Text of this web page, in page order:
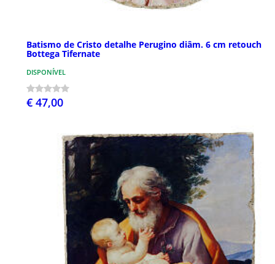
Batismo de Cristo detalhe Perugino diâm. 6 cm retouch
Bottega Tifernate
DISPONÍVEL
€ 47,00